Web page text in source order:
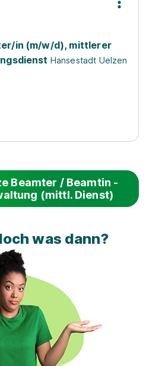
in (m/w/d), mittlerer
Hansestadt Uelzen
Beamter / Beamtin -
(mittl. Dienst)
was dann?